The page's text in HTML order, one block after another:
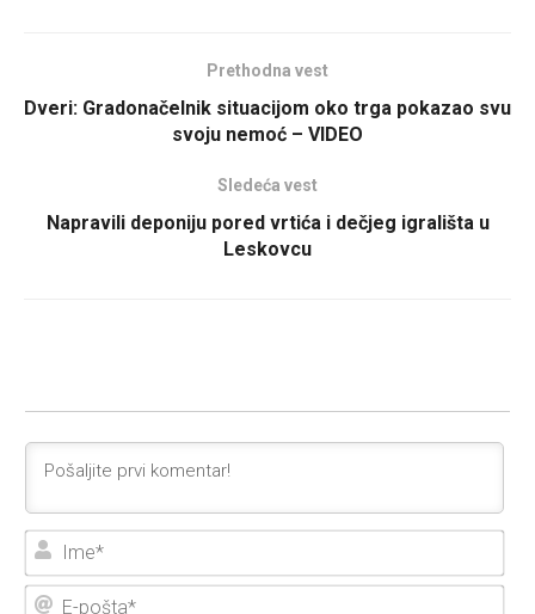
Prethodna vest
Dveri: Gradonačelnik situacijom oko trga pokazao svu
svoju nemoć – VIDEO
Sledeća vest
Napravili deponiju pored vrtića i dečjeg igrališta u
Leskovcu
E-